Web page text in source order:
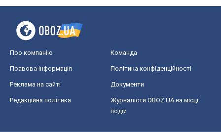
Про компанію Команда
Правова інформація Політика конфіденційності
Реклама на сайті Документи
Редакційна політика
Журналісти OBOZ.UA на місці
подій